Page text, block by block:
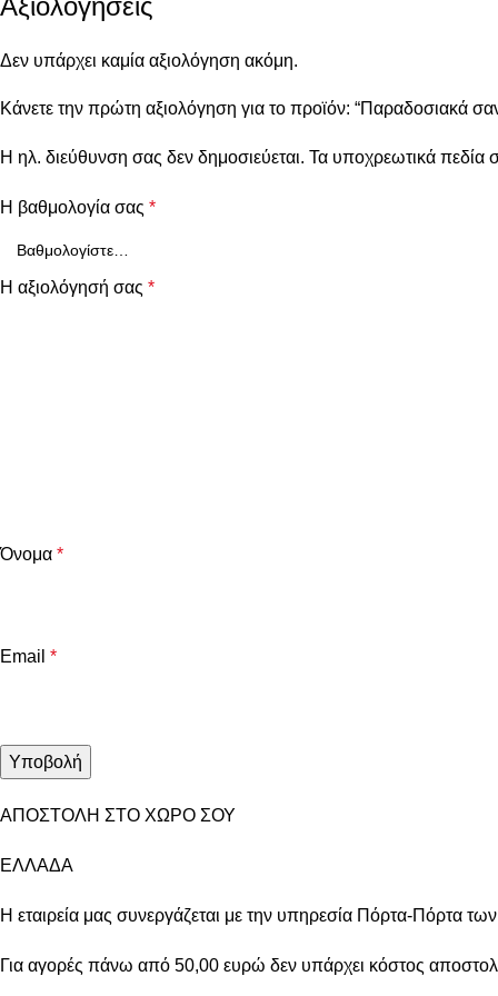
Αξιολογήσεις
Δεν υπάρχει καμία αξιολόγηση ακόμη.
Κάνετε την πρώτη αξιολόγηση για το προϊόν: “Παραδοσιακά
Η ηλ. διεύθυνση σας δεν δημοσιεύεται. Τα υποχρεωτικά πεδία
Η βαθμολογία σας *
Η αξιολόγησή σας *
Όνομα *
Email *
ΑΠΟΣΤΟΛΗ ΣΤΟ ΧΩΡΟ ΣΟΥ
ΕΛΛΑΔΑ
Η εταιρεία μας συνεργάζεται με την υπηρεσία Πόρτα-Πόρτα
Για αγορές πάνω από 50,00 ευρώ δεν υπάρχει κόστος